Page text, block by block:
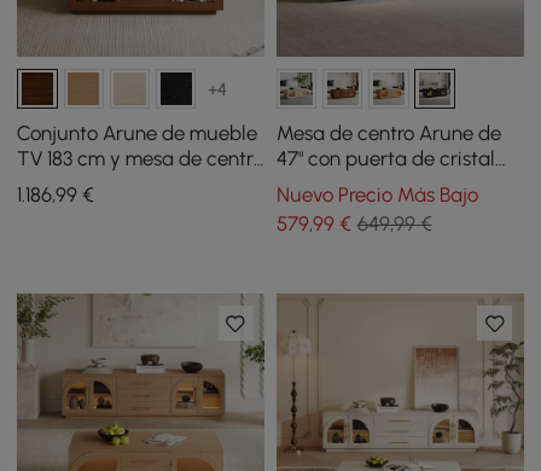
+4
Conjunto Arune de mueble
TV 183 cm y mesa de centro
con puertas arqueadas de
vidrio, almacenaje y luz
1.186,99 €
Mesa de centro Arune de
47" con puerta de cristal
arqueada y LED
Nuevo Precio Más Bajo
579,99€ 649,99 €